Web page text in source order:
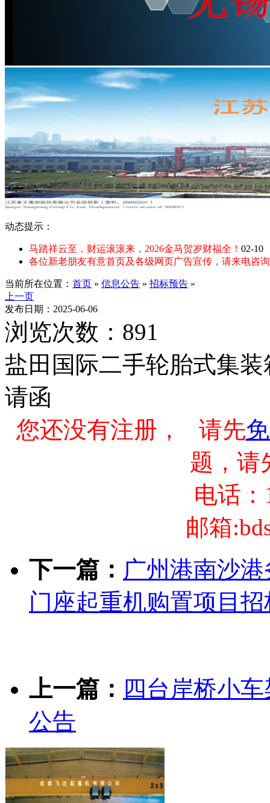
动态提示：
马踏祥云至，财运滚滚来，2026金马贺岁财福全！ 02-10
各位新老朋友有意首页及各级网页广告宣传，请来电咨询
当前所在位置： 首页 » 信息公告 » 招标预告 »
上一页
发布日期：2025-06-06
浏览次数：891
盐田国际二手轮胎式集
请函
您还没有注册， 请先
题，请
电话：
邮箱
下一篇： 广州港南沙
门座起重机购置项目
上一篇： 四台岸桥小
公告